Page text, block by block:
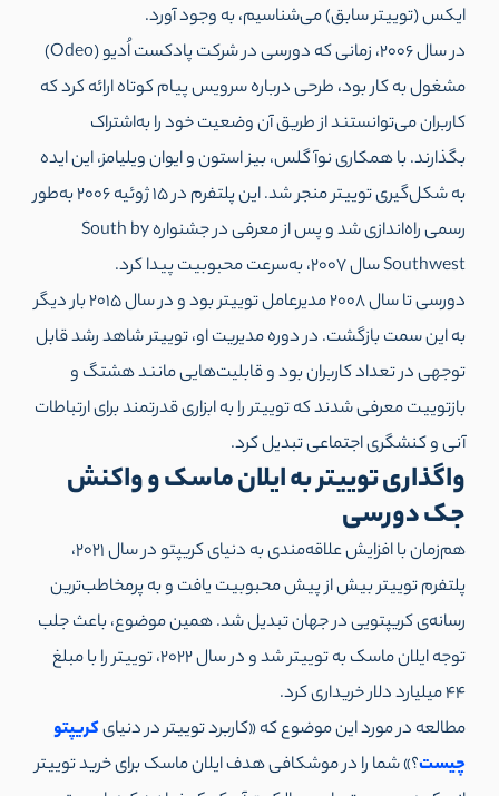
ایکس (توییتر سابق) می‌شناسیم،‌ به وجود آورد.
در سال ۲۰۰۶، زمانی که دورسی در شرکت پادکست اُدیو (Odeo)
مشغول به کار بود، طرحی درباره سرویس پیام کوتاه ارائه کرد که
کاربران می‌توانستند از طریق آن وضعیت خود را به‌اشتراک
بگذارند. با همکاری نوآ گلس، بیز استون و ایوان ویلیامز، این ایده
به شکل‌گیری توییتر منجر شد. این پلتفرم در ۱۵ ژوئیه ۲۰۰۶ به‌طور
رسمی راه‌اندازی شد و پس از معرفی در جشنواره South by
Southwest سال ۲۰۰۷، به‌سرعت محبوبیت پیدا کرد.
دورسی تا سال ۲۰۰۸ مدیرعامل توییتر بود و در سال ۲۰۱۵ بار دیگر
به این سمت بازگشت. در دوره مدیریت او، توییتر شاهد رشد قابل
توجهی در تعداد کاربران بود و قابلیت‌هایی مانند هشتگ و
بازتوییت معرفی شدند که توییتر را به ابزاری قدرتمند برای ارتباطات
آنی و کنشگری اجتماعی تبدیل کرد.
واگذاری توییتر به ایلان ماسک و واکنش
جک دورسی
هم‌زمان با افزایش علاقه‌مندی به دنیای کریپتو در سال 2021،
پلتفرم توییتر بیش از پیش محبوبیت یافت و به پرمخاطب‌ترین
رسانه‌ی کریپتویی در جهان تبدیل شد. همین موضوع، باعث جلب
توجه ایلان ماسک به توییتر شد و در سال ۲۰۲۲، توییتر را با مبلغ
۴۴ میلیارد دلار خریداری کرد.
مطالعه در مورد این موضوع که «کاربرد توییتر در دنیایکریپتو
چیست؟» شما را در موشکافی هدف ایلان ماسک برای خرید توییتر